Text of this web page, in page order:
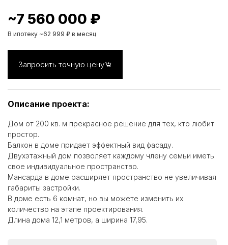
~7 560 000 ₽
В ипотеку ~62 999 ₽ в месяц
Запросить точную цену
Описание проекта:
Дом от 200 кв. м прекрасное решение для тех, кто любит
простор.
Балкон в доме придает эффектный вид фасаду.
Двухэтажный дом позволяет каждому члену семьи иметь
свое индивидуальное пространство.
Мансарда в доме расширяет пространство не увеличивая
габариты застройки.
В доме есть 6 комнат, но вы можете изменить их
количество на этапе проектирования.
Длина дома 12,1 метров, а ширина 17,95.